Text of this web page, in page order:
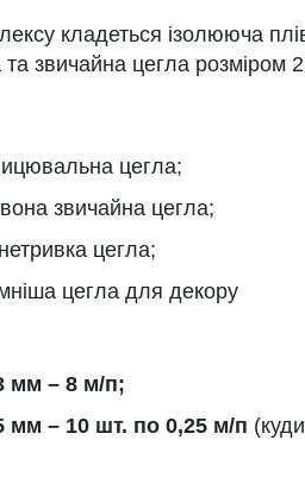
кладеться ізолююча
звичайна цегла розміром
цегла;
звичайна цегла;
цегла;
цегла для декору
мм – 8 м/п;
мм – 10 шт. по 0,25 м/п